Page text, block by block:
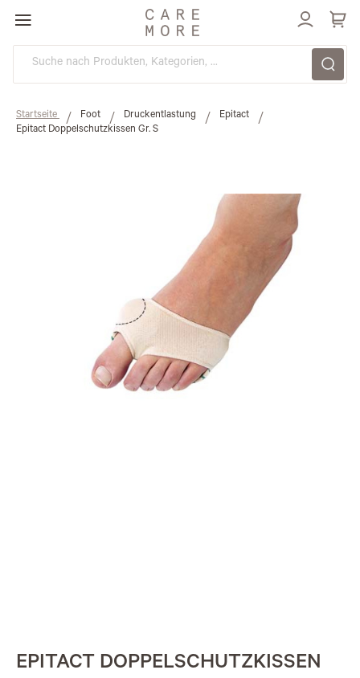
Direkt
zum
Inhalt
Startseite Foot Druckentlastung
Epitact
Epitact Doppelschutzkissen Gr. S
EPITACT DOPPELSCHUTZKISSEN